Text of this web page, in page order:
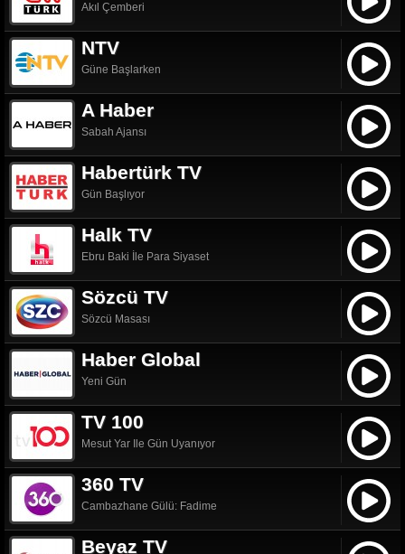
Akıl Çemberi
NTV
Güne Başlarken
A Haber
Sabah Ajansı
Habertürk TV
Gün Başlıyor
Halk TV
Ebru Baki İle Para Siyaset
Sözcü TV
Sözcü Masası
Haber Global
Yeni Gün
TV 100
Mesut Yar Ile Gün Uyanıyor
360 TV
Cambazhane Gülü: Fadime
Beyaz TV